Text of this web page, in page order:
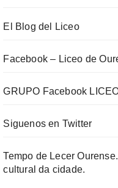
El Blog del Liceo
Facebook – Liceo de
GRUPO Facebook
Siguenos en Twitter
Tempo de Lecer
cultural da cidade.